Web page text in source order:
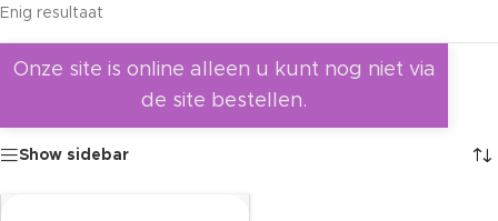
Enig resultaat
Onze site is online alleen u kunt nog niet via
de site bestellen.
Show sidebar